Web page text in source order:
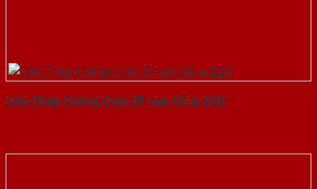
Cửa Thép Chống Cháy 2P van Gỗ-a-SGD